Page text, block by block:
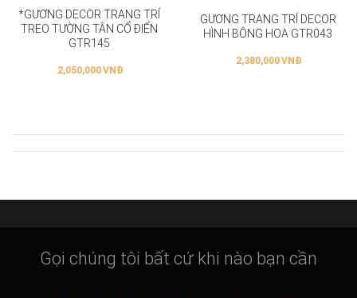
*GƯƠNG DECOR TRANG TRÍ
TREO TƯỜNG TÂN CỔ ĐIỂN
GTR145
2,050,000VNĐ
GƯƠNG TRANG TRÍ DECOR
HÌNH BÔNG HOA GTR043
2,380,000VNĐ
Gọi chúng tôi bất cứ khi nào bạn cần